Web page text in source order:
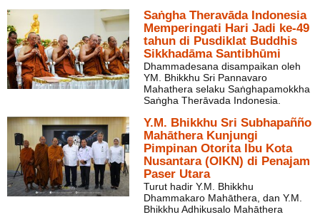
Saṅgha Theravāda Indonesia
Memperingati Hari Jadi ke-49
tahun di Pusdiklat Buddhis
Sikkhadāma Santibhūmi
Dhammadesana disampaikan oleh
YM. Bhikkhu Sri Pannavaro
Mahathera selaku Saṅghapamokkha
Saṅgha Therāvada Indonesia.
Y.M. Bhikkhu Sri Subhapañño
Mahāthera Kunjungi
Pimpinan Otorita Ibu Kota
Nusantara (OIKN) di Penajam
Paser Utara
Turut hadir Y.M. Bhikkhu
Dhammakaro Mahāthera, dan Y.M.
Bhikkhu Adhikusalo Mahāthera